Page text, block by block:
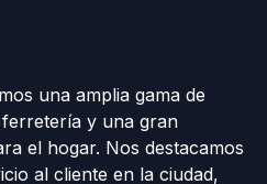
una amplia gama de
y una gran
el hogar. Nos destacamos
al cliente en la ciudad,